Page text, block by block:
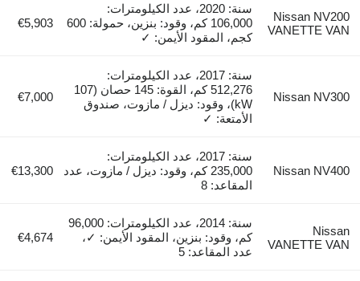
Nissan NV200
VANETTE VAN
سنة: 2020، عدد الكيلومترات:
106,000 كم، وقود: بنزين، حمولة: 600
كجم، المقود الأيمن: ✓
€5,903
Nissan NV300
سنة: 2017، عدد الكيلومترات:
512,276 كم، القوة: 145 حصان (107
kW)، وقود: ديزل / مازوت، صندوق
الأمتعة: ✓
€7,000
Nissan NV400
سنة: 2017، عدد الكيلومترات:
235,000 كم، وقود: ديزل / مازوت، عدد
المقاعد: 8
€13,300
Nissan
VANETTE VAN
سنة: 2014، عدد الكيلومترات: 96,000
كم، وقود: بنزين، المقود الأيمن: ✓،
عدد المقاعد: 5
€4,674